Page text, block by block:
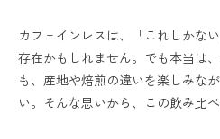
カフェインレスは、「これしかな
存在かもしれません。でも本当は
も、産地や焙煎の違いを楽しみな
い。そんな思いから、この飲み比